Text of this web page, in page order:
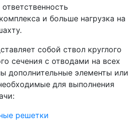
и больше нагрузка на
собой ствол круглого
сечения с отводами на всех
дополнительные элементы или
для выполнения
решетки